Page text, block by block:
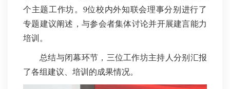
个主题工作坊。9位校内外知联会理事分别进行了
专题建议阐述，与参会者集体讨论并开展建言能力
培训。
总结与闭幕环节，三位工作坊主持人分别汇报
了各组建议、培训的成果情况。